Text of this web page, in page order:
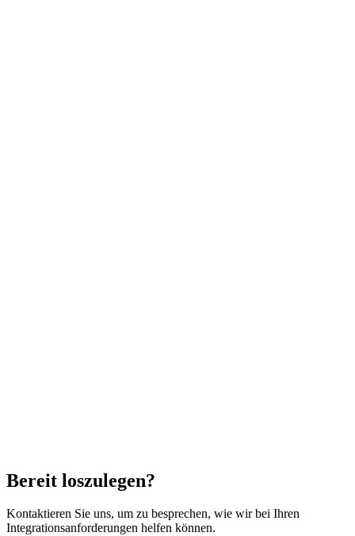
Bereit loszulegen?
Kontaktieren Sie uns, um zu besprechen, wie wir bei Ihren
Integrationsanforderungen helfen können.